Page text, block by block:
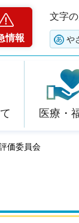
情報
文字
や
医療・
価委員会